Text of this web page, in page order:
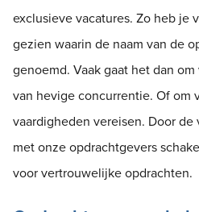
exclusieve vacatures. Zo heb je
gezien waarin de naam van de
genoemd. Vaak gaat het dan
van hevige concurrentie. Of om
vaardigheden vereisen. Door
met onze opdrachtgevers
voor vertrouwelijke opdrachten.